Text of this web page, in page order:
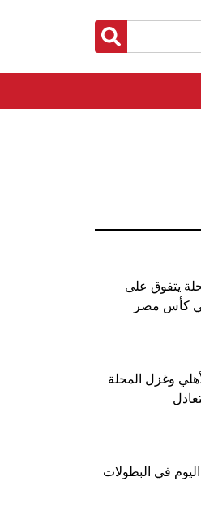
يتفوق على
في كأس مصر
وغزل المحلة
في البطولات